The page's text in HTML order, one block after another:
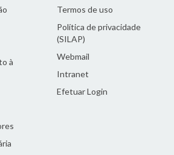
à
Termos de uso
Política de privacidade
(SILAP)
Webmail
Intranet
Efetuar Login